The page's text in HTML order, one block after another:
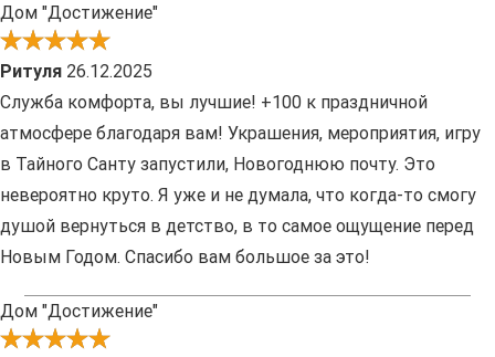
Дом "Достижение"
Ритуля 26.12.2025
Служба комфорта, вы лучшие! +100 к праздничной
атмосфере благодаря вам! Украшения, мероприятия, игру
в Тайного Санту запустили, Новогоднюю почту. Это
невероятно круто. Я уже и не думала, что когда-то смогу
душой вернуться в детство, в то самое ощущение перед
Новым Годом. Спасибо вам большое за это!
Дом "Достижение"